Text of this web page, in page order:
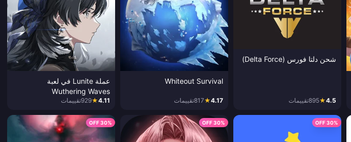
شحن دلتا فورس (Delta Force)
4.5
★
895تقييمات
Whiteout Survival
4.17
★
817تقييمات
عملة Lunite في لعبة
Wuthering Waves
4.11
★
929تقييمات
30% OFF
30% OFF
30% OFF